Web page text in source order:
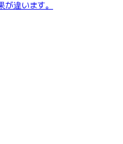
違います。